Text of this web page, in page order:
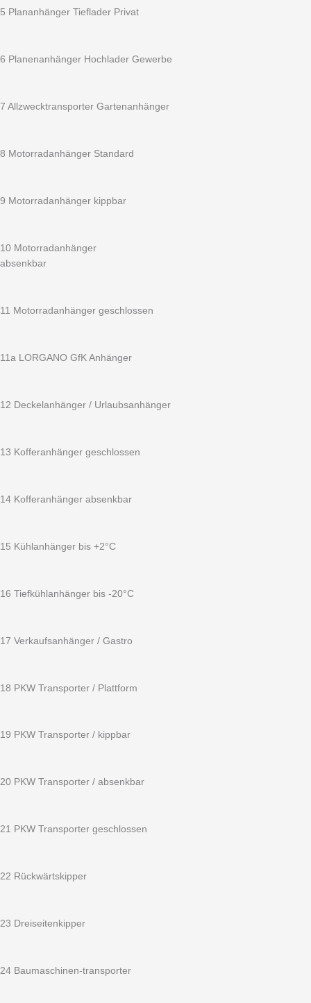
5 Plananhänger Tieflader Privat
6 Planenanhänger Hochlader Gewerbe
7 Allzwecktransporter Gartenanhänger
8 Motorradanhänger Standard
9 Motorradanhänger kippbar
10 Motorradanhänger
absenkbar
11 Motorradanhänger geschlossen
11a LORGANO GfK Anhänger
12 Deckelanhänger / Urlaubsanhänger
13 Kofferanhänger geschlossen
14 Kofferanhänger absenkbar
15 Kühlanhänger bis +2°C
16 Tiefkühlanhänger bis -20°C
17 Verkaufsanhänger / Gastro
18 PKW Transporter / Plattform
19 PKW Transporter / kippbar
20 PKW Transporter / absenkbar
21 PKW Transporter geschlossen
22 Rückwärtskipper
23 Dreiseitenkipper
24 Baumaschinen-transporter